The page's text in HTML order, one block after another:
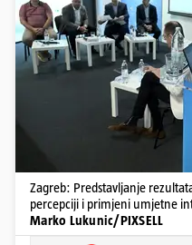
Zagreb: Predstavljanje
percepciji i primjeni umjetne
Marko Lukunic/PIXSELL